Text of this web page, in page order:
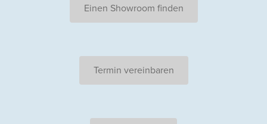
Einen Showroom finden
Termin vereinbaren